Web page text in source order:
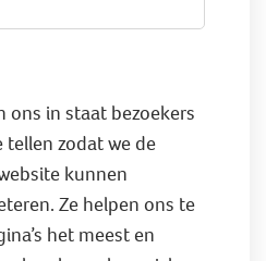
ons in staat bezoekers
zodat we de
kunnen
Ze helpen ons te
het meest en